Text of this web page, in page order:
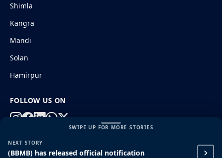
SWIPE UP FOR MORE STORIES
NEXT STORY
(BBMB) has released official notification
Shimla
Kangra
Mandi
Solan
Hamirpur
FOLLOW US ON
© 2026 HimachalGovt.com
| Terms and Conditions | Disclaimer